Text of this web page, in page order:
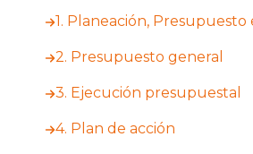
1. Planeación, Presupuesto
2. Presupuesto general
3. Ejecución presupuestal
4. Plan de acción